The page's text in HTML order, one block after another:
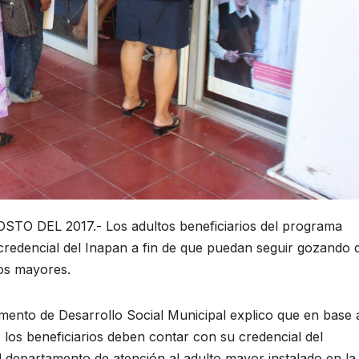
DEL 2017.- Los adultos beneficiarios del programa
del Inapan a fin de que puedan seguir gozando
mayores.
de Desarrollo Social Municipal explico que en base
beneficiarios deben contar con su credencial del